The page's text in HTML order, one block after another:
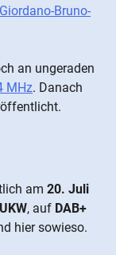
Bruno-
an un­ge­ra­den
MHz. Da­nach
am 20. Juli
, auf DAB+
hier sowieso.